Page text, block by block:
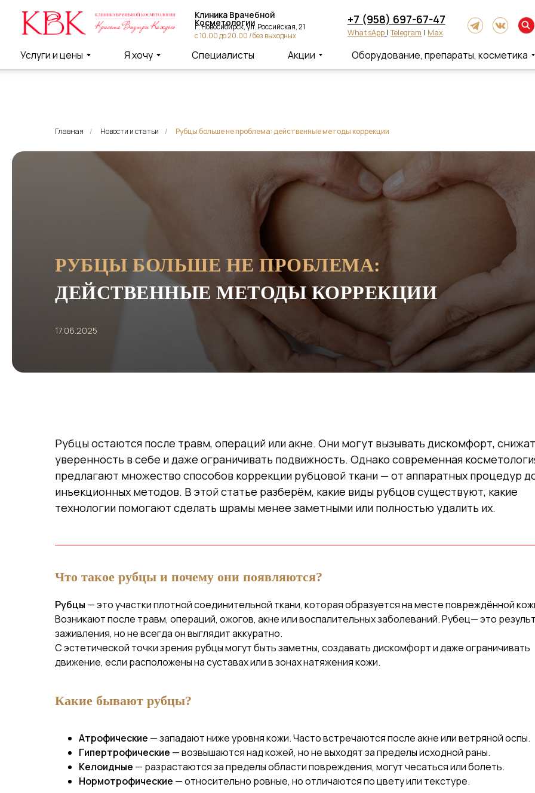
Специалисты Акции Оборудование, препараты, косметика
Я хочу
Услуги и цены
WhatsApp |Telegram|Max
+7 (958) 697-67-47
г. Новосибирск, ул. Российская, 21
с 10.00 до 20.00 / без выходных
Клиника Врачебной
Косметологии
Главная / Новости и статьи / Рубцы больше не проблема: действенные методы коррекции
РУБЦЫ БОЛЬШЕ НЕ ПРОБЛЕМА:
ДЕЙСТВЕННЫЕ МЕТОДЫ КОРРЕКЦИИ
17.06.2025
Рубцы остаются после травм, операций или акне. Они могут вызывать дискомфорт,
уверенность в себе и даже ограничивать подвижность. Однако современная
предлагают множество способов коррекции рубцовой ткани — от аппаратных процедур
инъекционных методов. В этой статье разберём, какие виды рубцов существуют, какие
технологии помогают сделать шрамы менее заметными или полностью удалить их.
Что такое рубцы и почему они появляются?
Рубцы — это участки плотной соединительной ткани, которая образуется на месте повреждённой
Возникают после травм, операций, ожогов, акне или воспалительных заболеваний. Рубец— это
заживления, но не всегда он выглядит аккуратно.
С эстетической точки зрения рубцы могут быть заметны, создавать дискомфорт и даже ограничивать
движение, если расположены на суставах или в зонах натяжения кожи.
Какие бывают рубцы?
Атрофические — западают ниже уровня кожи. Часто встречаются после акне или ветряной оспы.
Гипертрофические — возвышаются над кожей, но не выходят за пределы исходной раны.
Келоидные — разрастаются за пределы области повреждения, могут чесаться или болеть.
Нормотрофические — относительно ровные, но отличаются по цвету или текстуре.